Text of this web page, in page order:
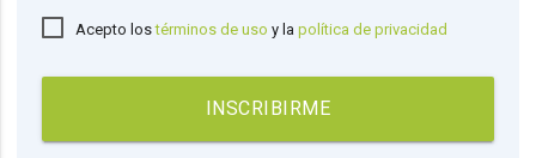
Acepto lostérminos de uso y lapolítica de privacidad
INSCRIBIRME